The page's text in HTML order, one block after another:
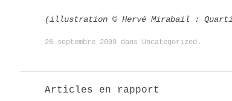
(illustration © Hervé Mirabail :
26 septembre 2009dans Uncategorized .
Articles en rapport